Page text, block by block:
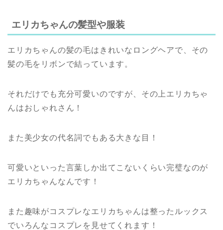
エリカちゃんの髪型や服装
エリカちゃんの髪の毛はきれいなロングヘアで、その
髪の毛をリボンで結っています。
それだけでも充分可愛いのですが、その上エリカちゃ
んはおしゃれさん！
また美少女の代名詞でもある大きな目！
可愛いといった言葉しか出てこないくらい完璧なのが
エリカちゃんなんです！
また趣味がコスプレなエリカちゃんは整ったルックス
でいろんなコスプレを見せてくれます！